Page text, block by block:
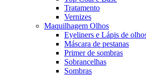
Tratamento
Vernizes
Maquilhagem Olhos
Eyeliners e Lápis de
Máscara de pestanas
Primer de sombras
Sobrancelhas
Sombras